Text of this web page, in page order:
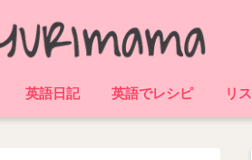
英語日記 英語でレシピ リ